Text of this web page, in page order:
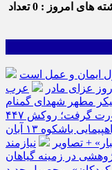
های امروز : 0
تعداد
ایمان و عمل است
عزای مادر
عرب
پیکر مطهر شهدای گمنام
ازابتدای سالجاری صورت گرفت؛ روکش ۴۴۷
راهپیمایی باشکوه ۱۳ آبان
+ تصاویر
نیازمند
در زمینه گیاهان